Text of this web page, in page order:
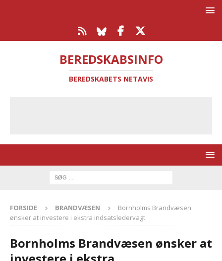
BEREDSKABSINFO
BEREDSKABETS NETAVIS
FORSIDE BRANDVÆSEN
Bornholms Brandvæsen
ønsker at investere i ekstra indsatsledervagt
Bornholms Brandvæsen ønsker at